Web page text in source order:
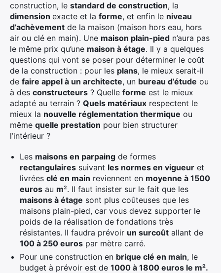
construction, le standard de construction, la
dimension exacte et la forme, et enfin le niveau
d’achèvement de la maison (maison hors eau, hors
air ou clé en main). Une maison plain-pied n’aura pas
le même prix qu’une maison à étage. Il y a quelques
questions qui vont se poser pour déterminer le coût
de la construction : pour les plans, le mieux serait-il
de faire appel à un architecte, un bureau d’étude ou
à des constructeurs ? Quelle forme est le mieux
adapté au terrain ? Quels matériaux respectent le
mieux la nouvelle réglementation thermique ou
même quelle prestation pour bien structurer
l’intérieur ?
Les maisons en parpaing de formes
rectangulaires suivant les normes en vigueur et
livrées clé en main reviennent en moyenne à 1500
euros au m². Il faut insister sur le fait que les
maisons à étage sont plus coûteuses que les
maisons plain-pied, car vous devez supporter le
poids de la réalisation de fondations très
résistantes. Il faudra prévoir un surcoût allant de
100 à 250 euros par mètre carré.
Pour une construction en brique clé en main, le
budget à prévoir est de 1000 à 1800 euros le m².